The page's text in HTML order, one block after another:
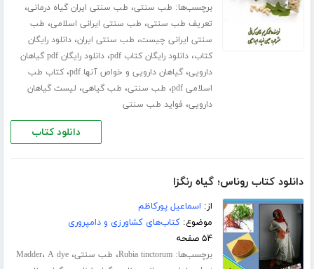
برچسب‌ها: طب سنتی، طب سنتی ایران گیاه درمانی،
تعریف طب سنتی، طب سنتی ایرانی اسلامی، طب
سنتی ایرانی چیست، طب سنتی ایران،دانلود رایگان
کتاب،دانلود رایگان کتاب pdf ،
دانلود رایگان pdf گیاهان
دارویی،گیاهان دارویی و خواص آنها pdf ،کتاب طب
اسلامی pdf
، طب سنتی، طب گیاهی، لیست گیاهان
دارویی، فواید طب سنتی
دانلود کتاب
دانلود کتاب روناس؛ گیاه رنگزا
از: اسماعیل پورکاظم
موضوع:کتاب‌های کشاورزی و دامپروری
۵۴ صفحه
برچسب‌ها:Rubia tinctorum، طب سنتی، Madder، A dye